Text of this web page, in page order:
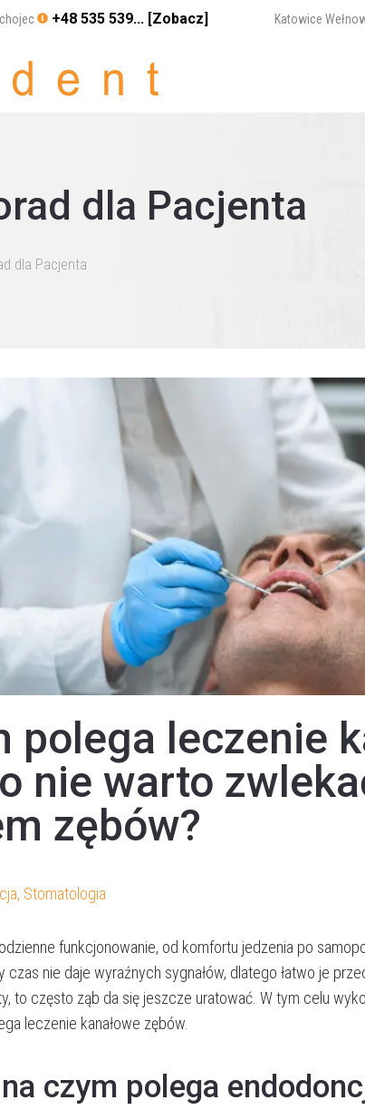
Katowice
+48 535 539... [Zobacz]
dla Pacjenta
dla Pacjenta
polega leczenie
nie warto
zębów?
, Stomatologia
funkcjonowanie, od komfortu jedzenia po
czas nie daje wyraźnych sygnałów, dlatego łatwo je
to często ząb da się jeszcze uratować. W tym celu
leczenie kanałowe zębów.
czym polega